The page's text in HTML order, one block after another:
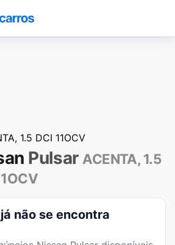
1.5 DCI 11OCV
Pulsar ACENTA, 1.5
não se encontra